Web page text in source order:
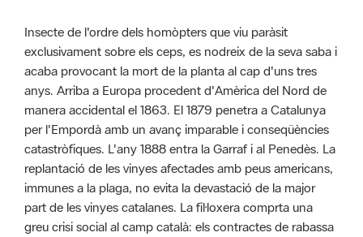
Insecte de l'ordre dels homòpters que viu paràsit
exclusivament sobre els ceps, es nodreix de la seva saba i
acaba provocant la mort de la planta al cap d'uns tres
anys. Arriba a Europa procedent d'Amèrica del Nord de
manera accidental el 1863. El 1879 penetra a Catalunya
per l'Empordà amb un avanç imparable i conseqüències
catastròfiques. L'any 1888 entra la Garraf i al Penedès. La
replantació de les vinyes afectades amb peus americans,
immunes a la plaga, no evita la devastació de la major
part de les vinyes catalanes. La fil·loxera comprta una
greu crisi social al camp català: els contractes de rabassa